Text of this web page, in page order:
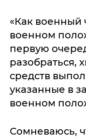
«Как военный
военном
первую
разобраться,
средств
указанные в
военном
Сомневаюсь,